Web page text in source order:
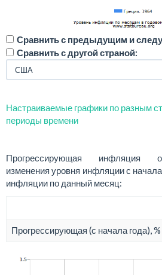
Сравнить с предыдущим и
Сравнить с другой страной:
Настраиваемые графики по разным
периоды времени
Прогрессирующая инфляция
изменения уровня инфляции с
инфляции по данный месяц:
Прогрессирующая (с начала года), %